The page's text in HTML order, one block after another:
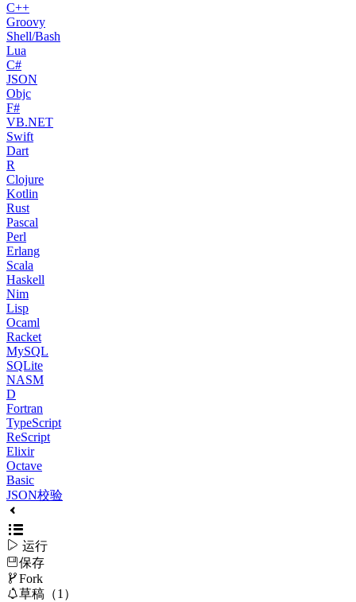
C++
Groovy
Shell/Bash
Lua
C#
JSON
Objc
F#
VB.NET
Swift
Dart
R
Clojure
Kotlin
Rust
Pascal
Perl
Erlang
Scala
Haskell
Nim
Lisp
Ocaml
Racket
MySQL
SQLite
NASM
D
Fortran
TypeScript
ReScript
Elixir
Octave
Basic
JSON校验
 运行
保存
Fork
草稿（1）